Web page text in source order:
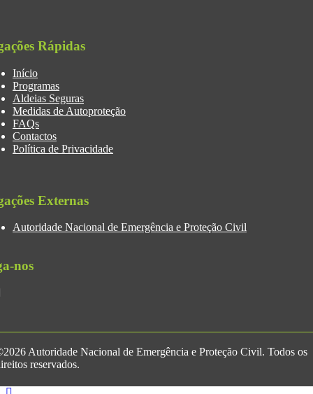
Rápidas
Início
Programas
Aldeias Seguras
Medidas de Autoproteção
FAQs
Contactos
Política de Privacidade
Externas
Autoridade Nacional de Emergência e Proteção Civil
nos
Autoridade Nacional de Emergência e Proteção Civil. Todos os
reservados.